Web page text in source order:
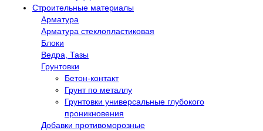
Строительные материалы
Арматура
Арматура стеклопластиковая
Блоки
Ведра, Тазы
Грунтовки
Бетон-контакт
Грунт по металлу
Грунтовки универсальные глубокого
проникновения
Добавки противоморозные